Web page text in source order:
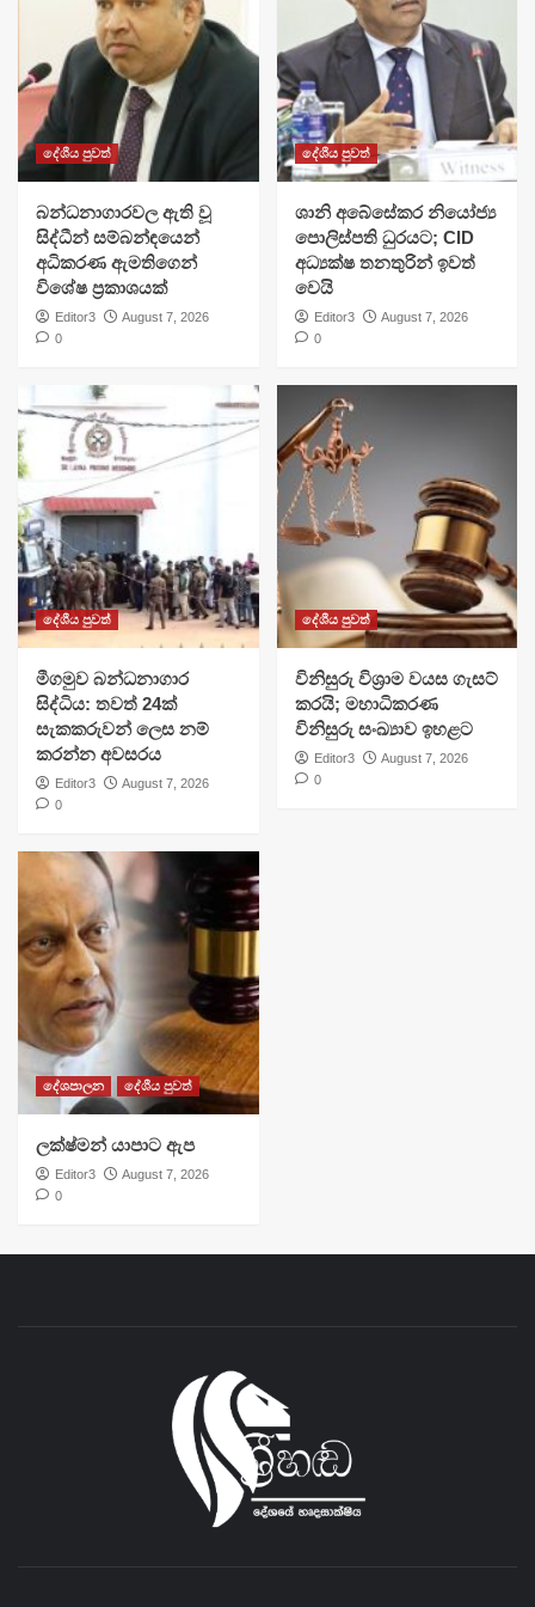
දේශීය පුවත්
බන්ධනාගාරවල ඇති වූ
සිද්ධීන් සම්බන්ඳයෙන්
අධිකරණ ඇමතිගෙන්
විශේෂ ප්‍රකාශයක්
Editor3
August 7, 2026
0
දේශීය පුවත්
ශානි අබේසේකර නියෝජ්‍ය
පොලිස්පති ධුරයට; CID
අධ්‍යක්ෂ තනතුරින් ඉවත්
වෙයි
Editor3
August 7, 2026
0
දේශීය පුවත්
මීගමුව බන්ධනාගාර
සිද්ධිය: තවත් 24ක්
සැකකරුවන් ලෙස නම්
කරන්න අවසරය
Editor3
August 7, 2026
0
දේශීය පුවත්
විනිසුරු විශ්‍රාම වයස ගැසට්
කරයි; මහාධිකරණ
විනිසුරු සංඛ්‍යාව ඉහළට
Editor3
August 7, 2026
0
දේශපාලන දේශීය පුවත්
ලක්ෂ්මන් යාපාට ඇප
Editor3
August 7, 2026
0